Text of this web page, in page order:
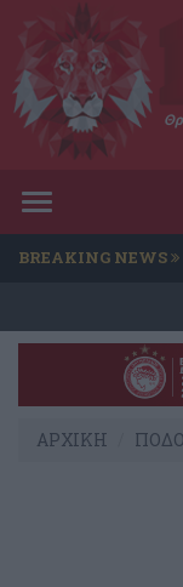
Toggle
BREAKING NEWS
ΑΡΧΙΚΗ